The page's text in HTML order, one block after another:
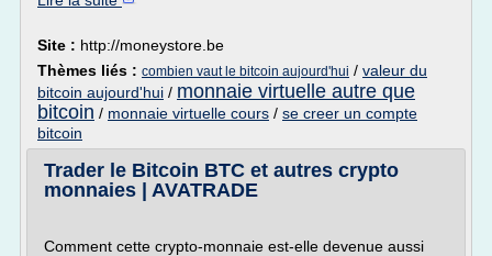
Site : http://moneystore.be
Thèmes liés : combien vaut le bitcoin aujourd'hui / valeur du
bitcoin aujourd'hui / monnaie virtuelle autre que
bitcoin / monnaie virtuelle cours / se creer un compte
bitcoin
Trader le Bitcoin BTC et autres crypto
monnaies | AVATRADE
Comment cette crypto-monnaie est-elle devenue aussi